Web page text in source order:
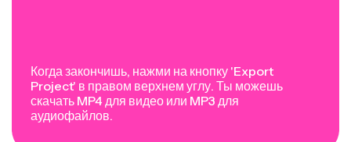
Когда закончишь, нажми на кнопку 'Export
Project' в правом верхнем углу. Ты можешь
скачать MP4 для видео или MP3 для
аудиофайлов.